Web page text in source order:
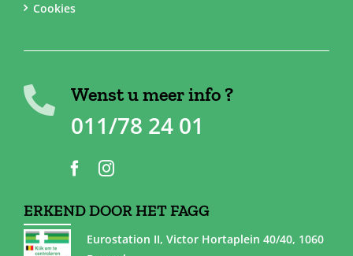
Cookies
Wenst u meer info ?
011/78 24 01
ERKEND DOOR HET FAGG
Eurostation II, Victor Hortaplein 40/40, 1060